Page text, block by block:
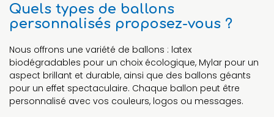
Quels types de ballons
personnalisés proposez-vous ?
Nous offrons une variété de ballons : latex
biodégradables pour un choix écologique, Mylar pour un
aspect brillant et durable, ainsi que des ballons géants
pour un effet spectaculaire. Chaque ballon peut être
personnalisé avec vos couleurs, logos ou messages.